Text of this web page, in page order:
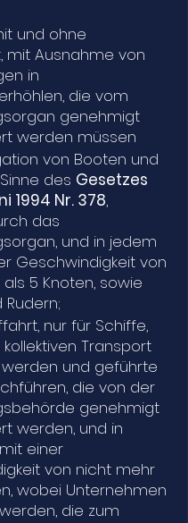
und ohne
mit Ausnahme von
in
die vom
genehmigt
werden müssen
von Booten und
des Gesetzes
1994 Nr. 378,
das
und in jedem
Geschwindigkeit von
5 Knoten, sowie
nur für Schiffe,
Transport
und geführte
die von der
genehmigt
werden, und in
einer
von nicht mehr
wobei Unternehmen
die zum